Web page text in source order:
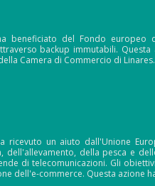
ha beneficiato del Fondo
backup immutabili.
Camera di Commercio di Linares.
ha ricevuto un aiuto dall'Unione
dell'allevamento, della pesca e
di telecomunicazioni. Gli
dell'e-commerce. Questa azione